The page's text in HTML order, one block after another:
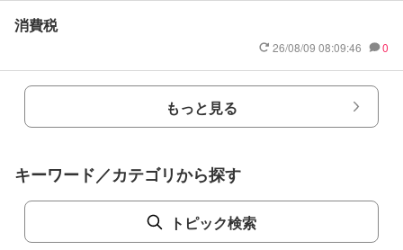
消費税
26/08/09 08:09:46 0
もっと見る
キーワード／カテゴリから探す
トピック検索